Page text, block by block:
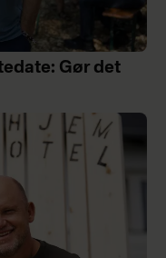
Gør det